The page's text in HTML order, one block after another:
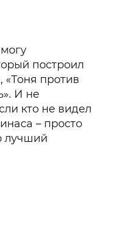
построил
«Тоня против
И не
кто не видел
– просто
лучший